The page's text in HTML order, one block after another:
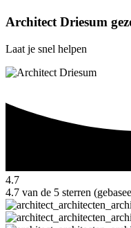
Architect Driesum
Laat je snel helpen
4.7
4.7 van de 5 sterren